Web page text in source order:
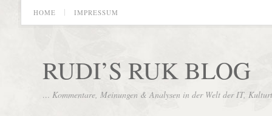
HOME IMPRESSUM
RUDI’S RUK BLOG
… Kommentare, Meinungen & Analysen in der Welt der IT,